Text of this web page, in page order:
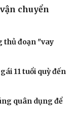
chuyển
thủ đoạn "vay
11 tuổi quỳ đến
quân dụng để